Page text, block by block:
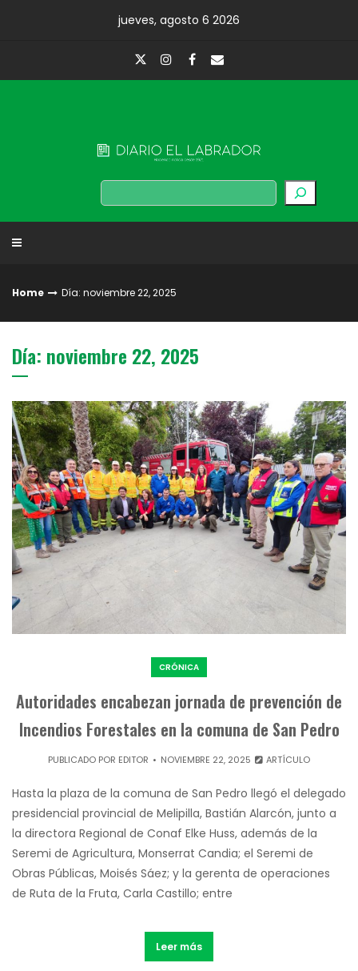
jueves, agosto 6 2026
Buscar
Home Día: noviembre 22, 2025
Día: noviembre 22, 2025
CRÓNICA
Autoridades encabezan jornada de prevención de
Incendios Forestales en la comuna de San Pedro
PUBLICADO POR EDITOR NOVIEMBRE 22, 2025 ARTÍCULO
Hasta la plaza de la comuna de San Pedro llegó el delegado
presidencial provincial de Melipilla, Bastián Alarcón, junto a
la directora Regional de Conaf Elke Huss, además de la
Seremi de Agricultura, Monserrat Candia; el Seremi de
Obras Públicas, Moisés Sáez; y la gerenta de operaciones
de Ruta de la Fruta, Carla Castillo; entre
Leer más